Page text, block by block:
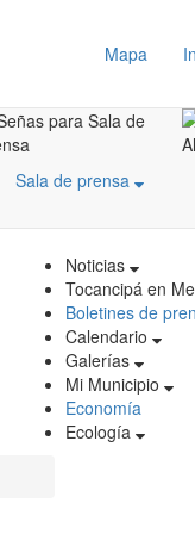
Mapa
Sala de prensa
Noticias
Tocancipá en
Boletines de
Calendario
Galerías
Mi Municipio
Economía
Ecología